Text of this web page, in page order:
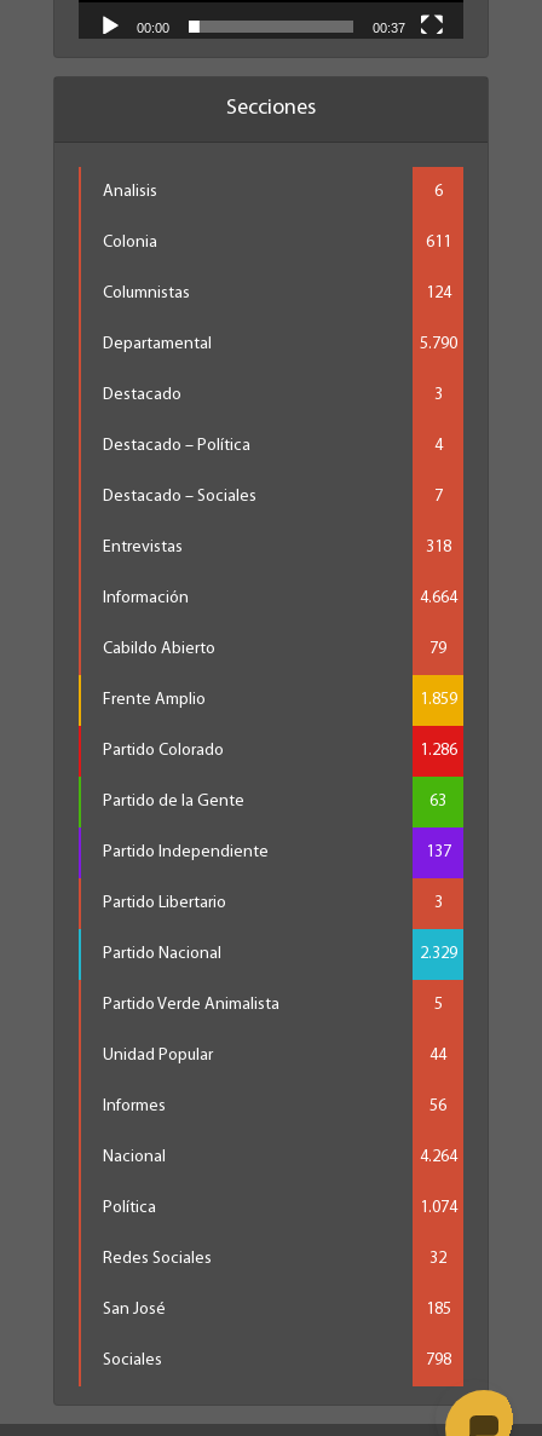
00:00 00:37
Secciones
Analisis 6
Colonia 611
Columnistas 124
Departamental 5.790
Destacado 3
Destacado – Política 4
Destacado – Sociales 7
Entrevistas 318
Información 4.664
Cabildo Abierto 79
Frente Amplio 1.859
Partido Colorado 1.286
Partido de la Gente 63
Partido Independiente 137
Partido Libertario 3
Partido Nacional 2.329
Partido Verde Animalista 5
Unidad Popular 44
Informes 56
Nacional 4.264
Política 1.074
Redes Sociales 32
San José 185
Sociales 798